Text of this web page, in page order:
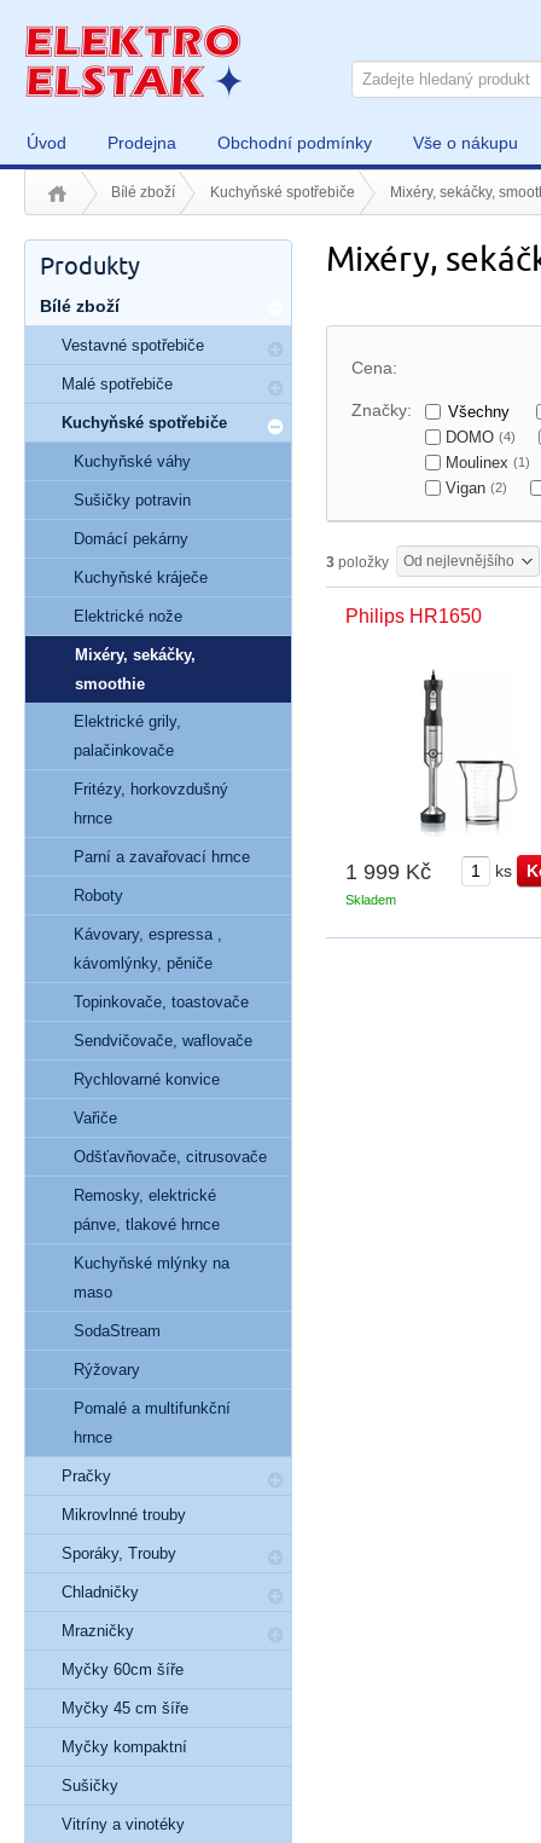
Úvod Prodejna Obchodní podmínky Vše o nákupu
Bílé zboží Kuchyňské spotřebiče Mixéry, sekáčky,
Mixéry,
Cena:
Značky:
Všechny
DOMO (4)
Moulinex (1)
Vigan (2)
3 položky Od nejlevnějšího
Philips HR1650
1 999 Kč ks
Skladem
Produkty
Bílé zboží
Vestavné spotřebiče
Malé spotřebiče
Kuchyňské spotřebiče
Kuchyňské váhy
Sušičky potravin
Domácí pekárny
Kuchyňské kráječe
Elektrické nože
Mixéry, sekáčky,
smoothie
Elektrické grily,
palačinkovače
Fritézy, horkovzdušný
hrnce
Parní a zavařovací hrnce
Roboty
Kávovary, espressa ,
kávomlýnky, pěniče
Topinkovače, toastovače
Sendvičovače, waflovače
Rychlovarné konvice
Vařiče
Odšťavňovače, citrusovače
Remosky, elektrické
pánve, tlakové hrnce
Kuchyňské mlýnky na
maso
SodaStream
Rýžovary
Pomalé a multifunkční
hrnce
Pračky
Mikrovlnné trouby
Sporáky, Trouby
Chladničky
Mrazničky
Myčky 60cm šíře
Myčky 45 cm šíře
Myčky kompaktní
Sušičky
Vitríny a vinotéky